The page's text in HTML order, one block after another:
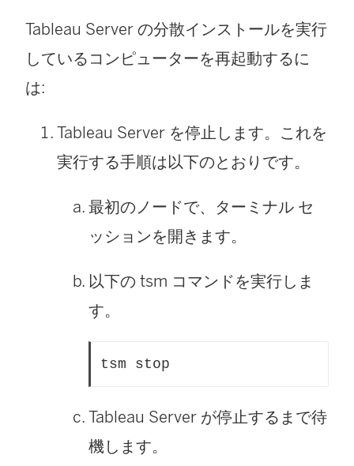
Tableau Server の分散インストールを実行
しているコンピューターを再起動するに
は:
Tableau Server を停止します。これを
実行する手順は以下のとおりです。
最初のノードで、ターミナル セ
ッションを開きます。
以下の tsm コマンドを実行しま
す。
tsm stop
Tableau Server が停止するまで待
機します。